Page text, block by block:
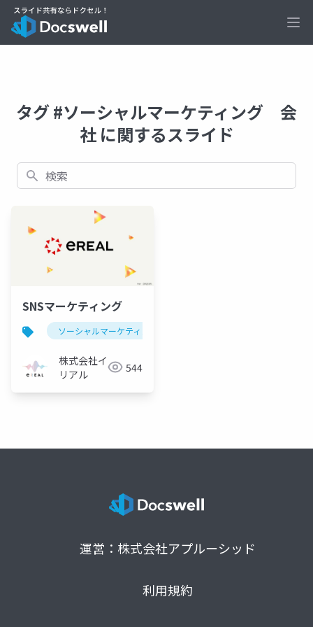
タグ #ソーシャルマーケティング 会
社 に関するスライド
検索
SNSマーケティング
ソーシャルマーケティング
株式会社イ
リアル
544
運営：株式会社アプルーシッド
利用規約